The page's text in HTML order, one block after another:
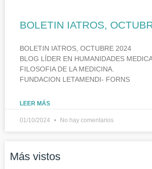
BOLETIN IATROS,
BOLETIN IATROS, OCTUBRE 2024
BLOG LÍDER EN HUMANIDADES
FILOSOFIA DE LA MEDICINA.
FUNDACION LETAMENDI- FORNS
LEER MÁS
01/10/2024 No hay comentarios
Más vistos